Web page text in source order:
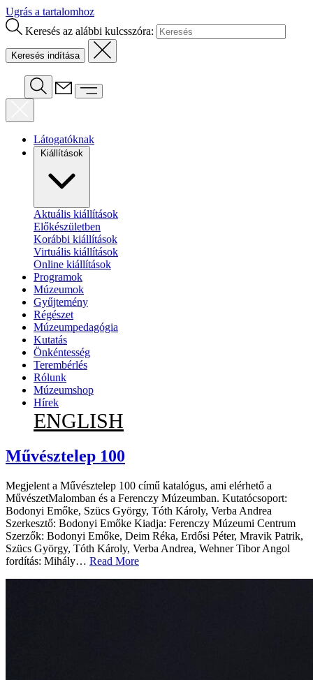
Ugrás a tartalomhoz
Keresés az alábbi kulcsszóra:
Látogatóknak
Kiállítások
Aktuális kiállítások
Előkészületben
Korábbi kiállítások
Virtuális kiállítások
Online kiállítások
Programok
Múzeumok
Gyűjtemény
Régészet
Múzeumpedagógia
Kutatás
Önkéntesség
Terembérlés
Rólunk
Múzeumshop
Hírek
ENGLISH
Művésztelep 100
Megjelent a Művésztelep 100 című katalógus, ami elérhető a
MűvészetMalomban és a Ferenczy Múzeumban. Kutatócsoport:
Bodonyi Emőke, Szücs György, Tóth Károly, Verba Andrea
Szerkesztő: Bodonyi Emőke Kiadja: Ferenczy Múzeumi Centrum
Szerzők: Bodonyi Emőke, Deim Réka, Erdősi Péter, Mravik Patrik,
Szücs György, Tóth Károly, Verba Andrea, Wehner Tibor Angol
fordítás: Mihály… Read More